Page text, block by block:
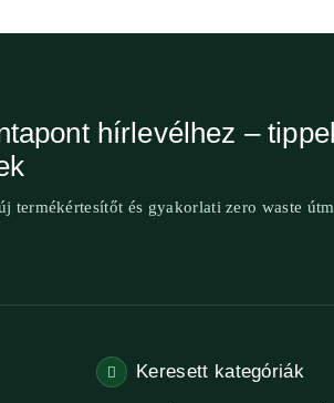
hírlevélhez –
termékértesítőt és gyakorlati zero waste
Keresett kategóriák